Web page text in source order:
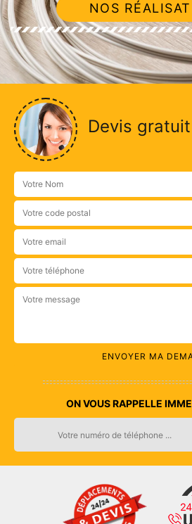
NOS
Devis gratuit
ON VOUS RAPPELLE